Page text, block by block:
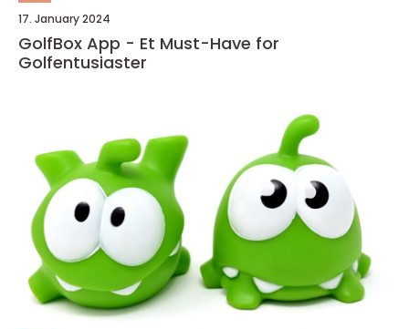
17. January 2024
GolfBox App - Et Must-Have for
Golfentusiaster